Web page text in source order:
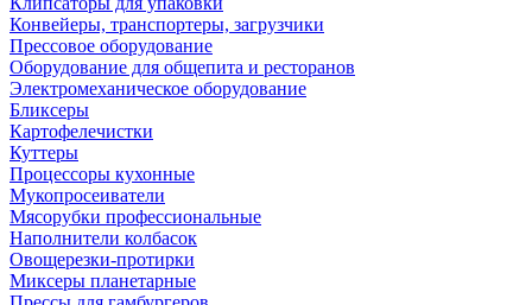
Конвейеры, транспортеры, загрузчики
Прессовое оборудование
Оборудование для общепита и ресторанов
Электромеханическое оборудование
Бликсеры
Картофелечистки
Куттеры
Процессоры кухонные
Мукопросеиватели
Мясорубки профессиональные
Наполнители колбасок
Овощерезки-протирки
Миксеры планетарные